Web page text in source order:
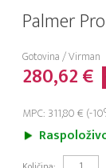
Palmer
Gotovina / Virman
280,62 €
MPC: 311,80 € (-